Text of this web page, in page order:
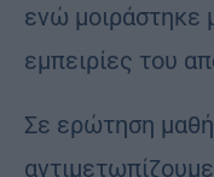
ενώ μοιράστηκε
εμπειρίες του
Σε ερώτηση